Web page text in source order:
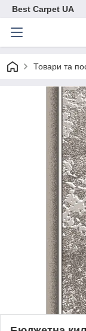
Best Carpet UA
Товари та